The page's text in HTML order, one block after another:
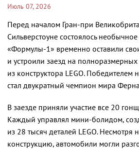
Июль 07, 2026
Перед началом Гран-при
Сильверстоуне состоялось
«Формулы-1» временно оставили
и устроили заезд на
из конструктора LEGO. Победителем
стал двукратный чемпион мира
В заезде приняли участие все 20
Каждый управлял мини-болидом,
из 28 тысяч деталей LEGO. Несмотря
конструкцию, автомобили могли